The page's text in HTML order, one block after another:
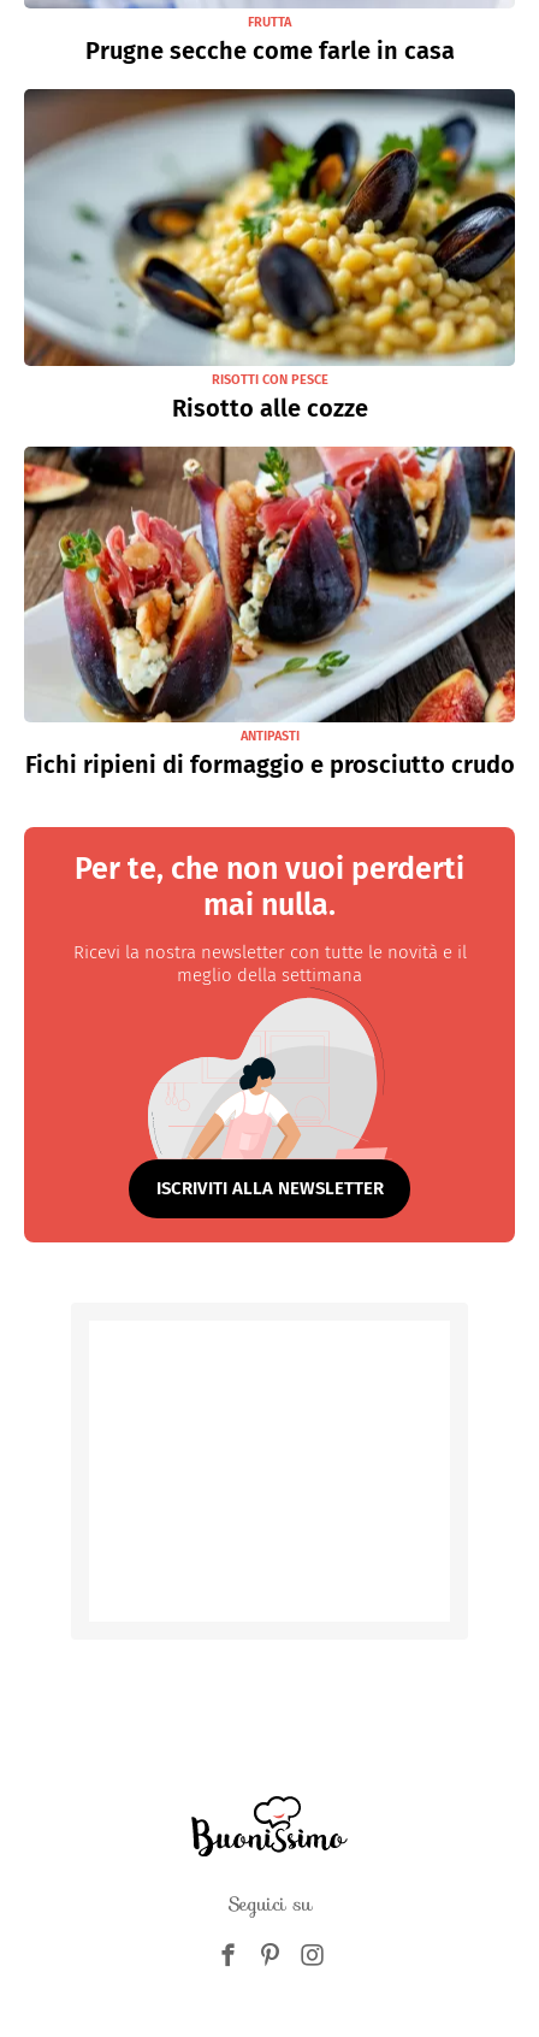
FRUTTA
Prugne secche come farle in casa
RISOTTI CON PESCE
Risotto alle cozze
ANTIPASTI
Fichi ripieni di formaggio e prosciutto crudo
Per te, che non vuoi perderti
mai nulla.
Ricevi la nostra newsletter con tutte le novità e il
meglio della settimana
ISCRIVITI ALLA NEWSLETTER
Seguici su